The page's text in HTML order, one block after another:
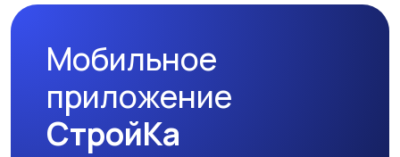
оборудование
Мобильное
приложение
СтройКа